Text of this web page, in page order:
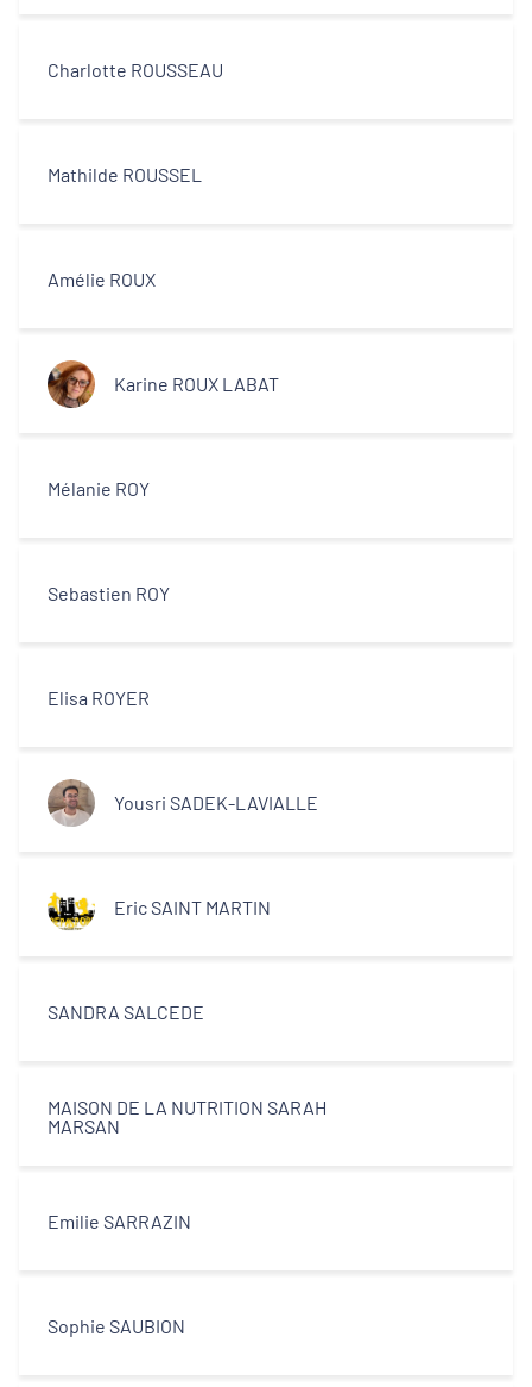
Charlotte ROUSSEAU
Mathilde ROUSSEL
Amélie ROUX
Karine ROUX LABAT
Mélanie ROY
Sebastien ROY
Elisa ROYER
Yousri SADEK-LAVIALLE
Eric SAINT MARTIN
SANDRA SALCEDE
MAISON DE LA NUTRITION SARAH
MARSAN
Emilie SARRAZIN
Sophie SAUBION